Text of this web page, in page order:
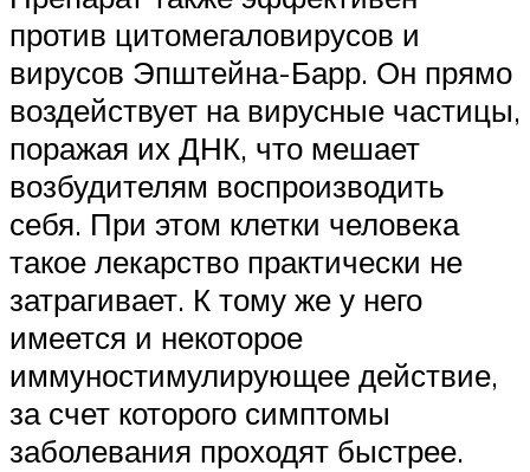
против цитомегаловирусов и
вирусов Эпштейна-Барр. Он прямо
воздействует на вирусные частицы,
поражая их ДНК, что мешает
возбудителям воспроизводить
себя. При этом клетки человека
такое лекарство практически не
затрагивает. К тому же у него
имеется и некоторое
иммуностимулирующее действие,
за счет которого симптомы
заболевания проходят быстрее.